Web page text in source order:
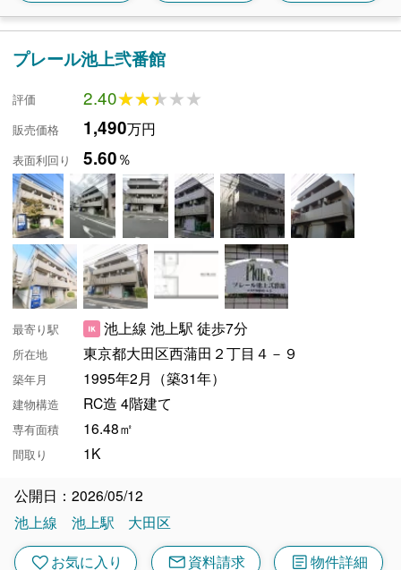
プレール池上弐番館
評価 2.40★★★★★
★★★★★
販売価格 1,490万円
表面利回り 5.60％
最寄り駅 池上線 池上駅 徒歩7分
所在地 東京都大田区西蒲田２丁目４－９
築年月 1995年2月（築31年）
建物構造 RC造 4階建て
専有面積 16.48㎡
間取り 1K
公開日：2026/05/12
池上線
池上駅 大田区
favoriteお気に入り mail資料請求 article物件詳細